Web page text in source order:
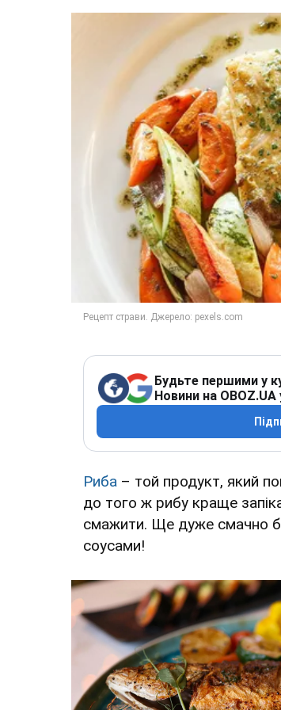
Будьте першими у
Новини на OBOZ.UA
Риба – той продукт, який
до того ж рибу краще
смажити. Ще дуже смачно
соусами!